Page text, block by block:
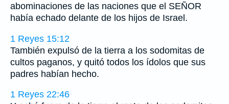
abominaciones de las naciones que el SEÑOR
había echado delante de los hijos de Israel.
1 Reyes 15:12
También expulsó de la tierra a los sodomitas de
cultos paganos, y quitó todos los ídolos que sus
padres habían hecho.
1 Reyes 22:46